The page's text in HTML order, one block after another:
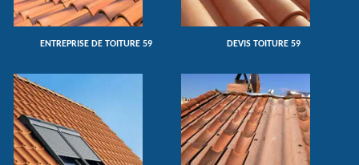
ENTREPRISE DE TOITURE 59 DEVIS TOITURE 59